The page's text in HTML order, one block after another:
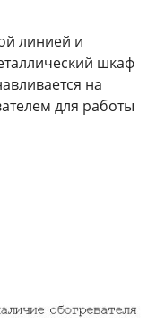
линией и
шкаф
на
для работы